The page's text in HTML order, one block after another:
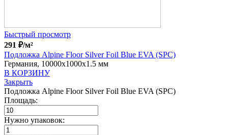
Быстрый просмотр
291 ₽/м²
Подложка Alpine Floor Silver Foil Blue EVA (SPC)
Германия, 10000x1000x1.5 мм
В КОРЗИНУ
Закрыть
Подложка Alpine Floor Silver Foil Blue EVA (SPC)
Площадь:
Нужно упаковок: